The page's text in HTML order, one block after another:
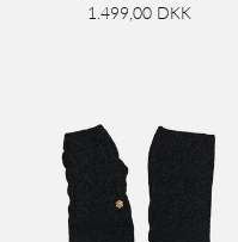
1.499,00 DKK